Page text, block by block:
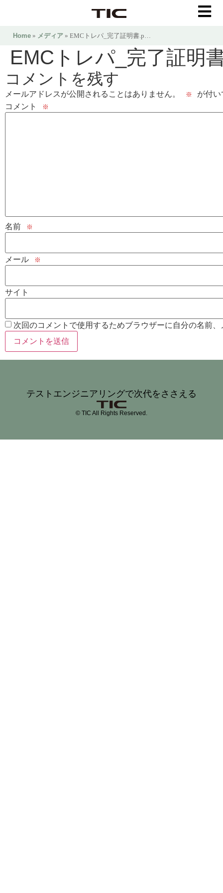
Home » メディア » EMCトレパ_完了証明書.p…
EMCトレパ_完了証明
コメントを残す
メールアドレスが公開されることはありません。 ※
が付
コメント
※
名前 ※
メール ※
サイト
次回のコメントで使用するためブラウザーに自分の名前
テストエンジニアリングで次代をささえる
© TIC All Rights Reserved.